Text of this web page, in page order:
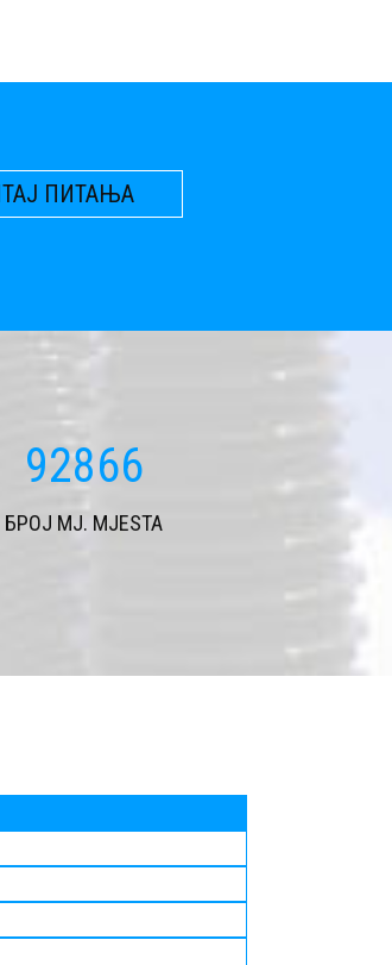
ПИТАЊА
111259
БРОЈ MJ. MJESTA